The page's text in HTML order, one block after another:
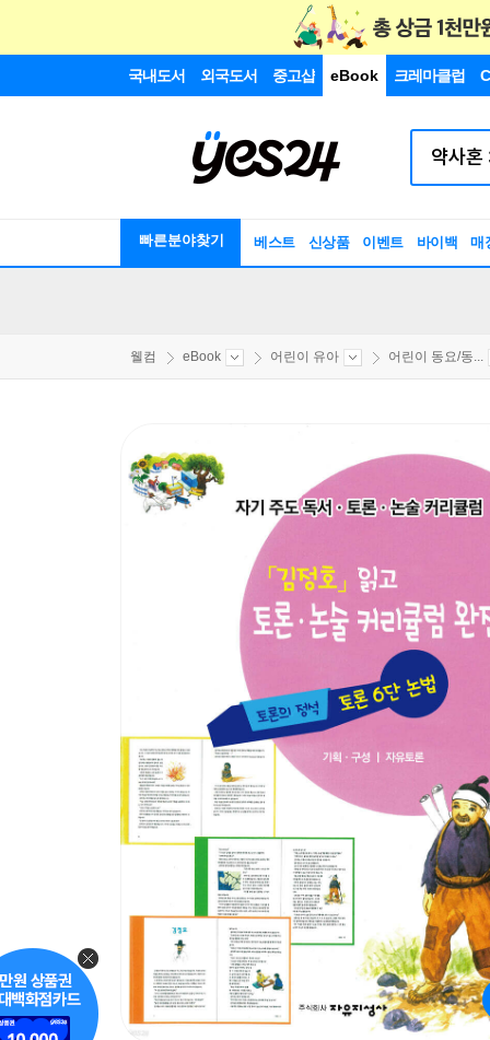
국내도서 외국도서 중고샵 eBook 크레마클럽
빠른분야찾기 베스트 신상품 이벤트 바이백 매
웰컴 eBook 어린이 유아 어린이 동요/동...